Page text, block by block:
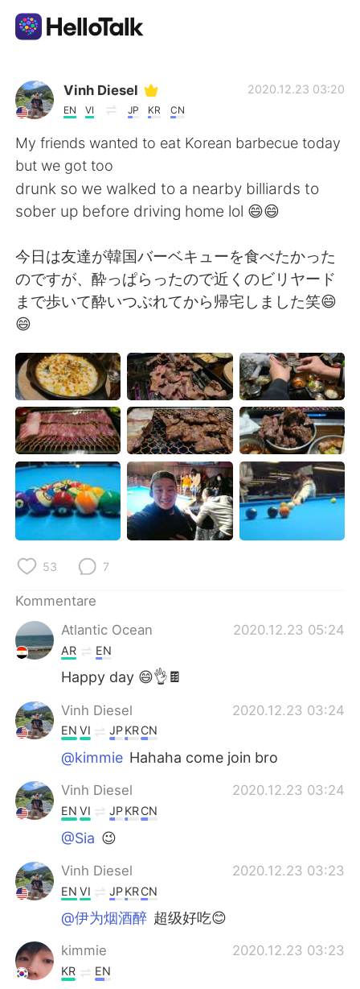
Sprachaustausch-App
AI Grammar Checker
Deutsch
繁體中文 Español
日本語 한국어
Русский ไทย
Indonesia Italiano
Türkçe Tiếng Việt
Português
Vinh Diesel
EN VI JP KR CN
2020.12.23 03:20
My friends wanted to eat Korean barbecue today
but we got too
drunk so we walked to a nearby billiards to
sober up before driving home lol 😄😄
今日は友達が韓国バーベキューを食べたかった
のですが、酔っぱらったので近くのビリヤード
まで歩いて酔いつぶれてから帰宅しました笑😄
😄
53 7
Kommentare
Atlantic Ocean
2020.12.23 05:24
AR EN
Happy day 😄👌🍫
Vinh Diesel 2020.12.23 03:24
EN VI JPKRCN
@kimmie Hahaha come join bro
Vinh Diesel 2020.12.23 03:24
EN VI JPKRCN
@Sia 😉
Vinh Diesel 2020.12.23 03:23
EN VI JPKRCN
@伊为烟酒醉 超级好吃😊
kimmie 2020.12.23 03:23
KR EN